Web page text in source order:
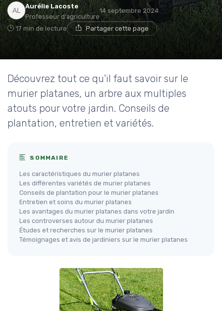
Aurélie Lacoste
Professeur d'agriculture
14 septembre 2024
17 min de lecture Partager cette page
Découvrez tout ce qu'il faut savoir sur le
murier platanes, un arbre aux multiples
atouts pour votre jardin. Conseils de
plantation, entretien et variétés.
SOMMAIRE
Les caractéristiques du murier platanes
Les différentes variétés de murier platanes
Conseils de plantation pour le murier platanes
Entretien et soins du murier platanes
Les avantages du murier platanes dans votre jardin
Les controverses autour du murier platanes
Études et recherches sur le murier platanes
Témoignages et avis de jardiniers sur le murier platanes